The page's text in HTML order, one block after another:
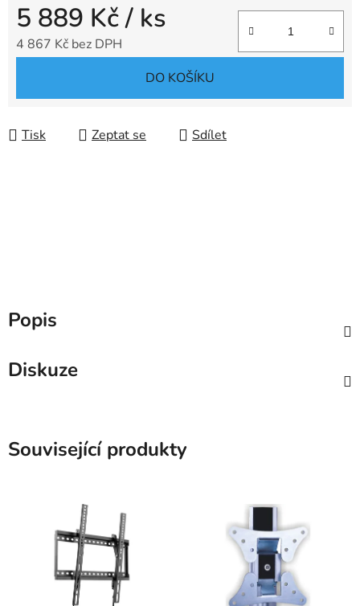
5 889 Kč/ ks
4 867 Kč bez DPH
DO KOŠÍKU
Tisk Zeptat se Sdílet
Popis
Diskuze
Související produkty